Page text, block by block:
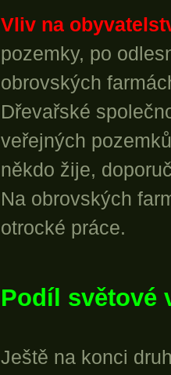
Vliv na
pozemky, po
obrovských
Dřevařské
veřejných
někdo žije,
Na obrovských
otrocké práce.
Podíl světové
Ještě na konci